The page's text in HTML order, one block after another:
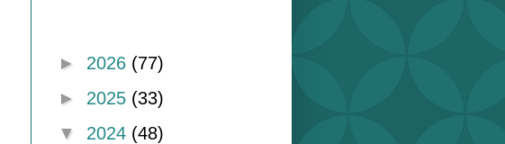
► 2026 (77)
► 2025 (33)
▼ 2024 (48)